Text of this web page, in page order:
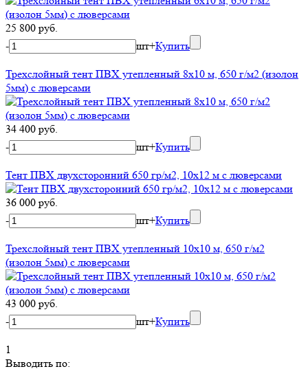
25 800 руб.
-
шт+Купить
Трехслойный тент ПВХ утепленный 8х10 м, 650 г/м2 (изолон
5мм) с люверсами
34 400 руб.
-
шт+Купить
Тент ПВХ двухсторонний 650 гр/м2, 10х12 м с люверсами
36 000 руб.
-
шт+Купить
Трехслойный тент ПВХ утепленный 10х10 м, 650 г/м2
(изолон 5мм) с люверсами
43 000 руб.
-
шт+Купить
1
Выводить по: